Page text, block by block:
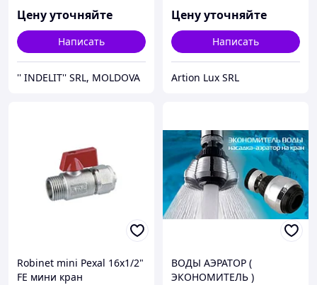
Цену уточняйте
Написать
'' INDELIT'' SRL, MOLDOVA
Цену уточняйте
Написать
Artion Lux SRL
Robinet mini Pexal 16x1/2"
FE мини кран
ВОДЫ АЭРАТОР (
ЭКОНОМИТЕЛЬ )